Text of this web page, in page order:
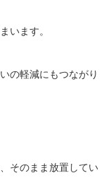
います。
の軽減にもつながり
そのまま放置してい